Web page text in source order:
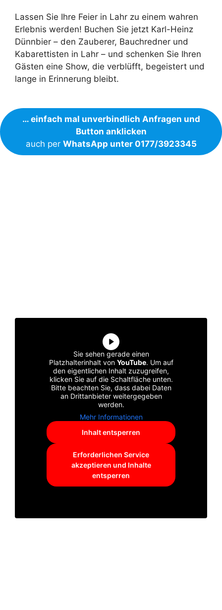
Lassen Sie Ihre Feier in Lahr zu einem wahren
Erlebnis werden! Buchen Sie jetzt Karl-Heinz
Dünnbier – den Zauberer, Bauchredner und
Kabarettisten in Lahr – und schenken Sie Ihren
Gästen eine Show, die verblüfft, begeistert und
lange in Erinnerung bleibt.
… einfach mal unverbindlich Anfragen und
Button anklicken
auch per WhatsApp unter 0177/3923345
Sie sehen gerade einen
Platzhalterinhalt von YouTube. Um auf
den eigentlichen Inhalt zuzugreifen,
klicken Sie auf die Schaltfläche unten.
Bitte beachten Sie, dass dabei Daten
an Drittanbieter weitergegeben
werden.
Mehr Informationen
Inhalt entsperren
Erforderlichen Service
akzeptieren und Inhalte
entsperren